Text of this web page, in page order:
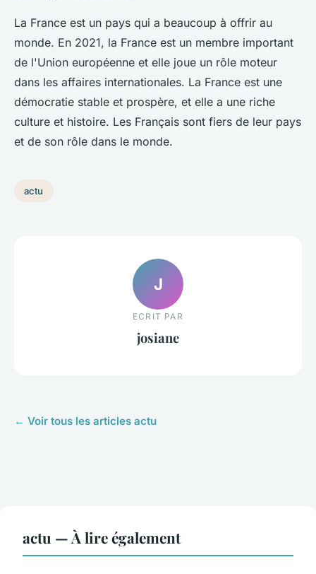
La France est un pays qui a beaucoup à offrir au
monde. En 2021, la France est un membre important
de l'Union européenne et elle joue un rôle moteur
dans les affaires internationales. La France est une
démocratie stable et prospère, et elle a une riche
culture et histoire. Les Français sont fiers de leur pays
et de son rôle dans le monde.
actu
J
ECRIT PAR
josiane
← Voir tous les articles actu
actu — À lire également